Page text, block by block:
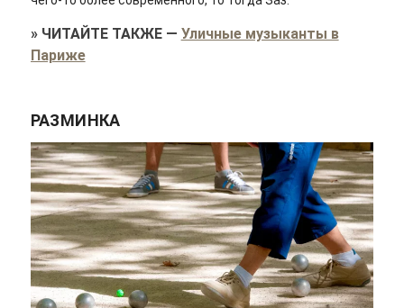
» ЧИТАЙТЕ ТАКЖЕ— Уличные музыканты в
Париже
РАЗМИНКА